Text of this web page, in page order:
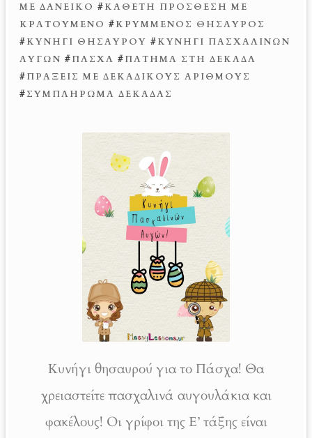
ΜΕ ΔΑΝΕΙΚΌ #ΚΆΘΕΤΗ ΠΡΌΣΘΕΣΗ ΜΕ
ΚΡΑΤΟΎΜΕΝΟ #ΚΡΥΜΜΈΝΟΣ ΘΗΣΑΥΡΌΣ
#ΚΥΝΉΓΙ ΘΗΣΑΥΡΟΎ #ΚΥΝΉΓΙ ΠΑΣΧΑΛΙΝΏΝ
ΑΥΓΏΝ #ΠΆΣΧΑ #ΠΆΤΗΜΑ ΣΤΗ ΔΕΚΆΔΑ
#ΠΡΆΞΕΙΣ ΜΕ ΔΕΚΑΔΙΚΟΎΣ ΑΡΙΘΜΟΎΣ
#ΣΥΜΠΛΉΡΩΜΑ ΔΕΚΆΔΑΣ
Κυνήγι θησαυρού για το Πάσχα! Θα
χρειαστείτε πασχαλινά αυγουλάκια και
φακέλους! Οι γρίφοι της Ε’ τάξης είναι